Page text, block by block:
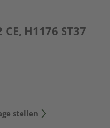
H1176 ST37
stellen